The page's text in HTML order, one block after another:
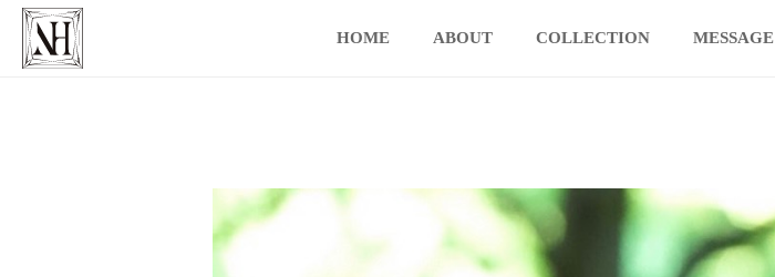
HOME ABOUT COLLECTION MESSAGE